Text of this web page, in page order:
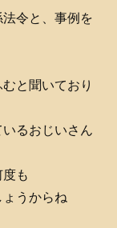
令と、事例を
と聞いており
るおじいさん
も
うからね